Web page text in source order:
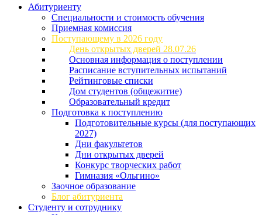
Абитуриенту
Специальности и стоимость обучения
Приемная комиссия
Поступающему в 2026 году
День открытых дверей 28.07.26
Основная информация о поступлении
Расписание вступительных испытаний
Рейтинговые списки
Дом студентов (общежитие)
Образовательный кредит
Подготовка к поступлению
Подготовительные курсы (для поступающих
2027)
Дни факультетов
Дни открытых дверей
Конкурс творческих работ
Гимназия «Ольгино»
Заочное образование
Блог абитуриента
Студенту и сотруднику